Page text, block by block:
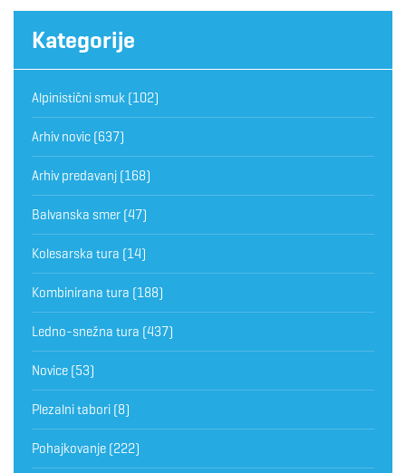
Kategorije
Alpinistični smuk (102)
Arhiv novic (637)
Arhiv predavanj (168)
Balvanska smer (47)
Kolesarska tura (14)
Kombinirana tura (188)
Ledno-snežna tura (437)
Novice (53)
Plezalni tabori (8)
Pohajkovanje (222)